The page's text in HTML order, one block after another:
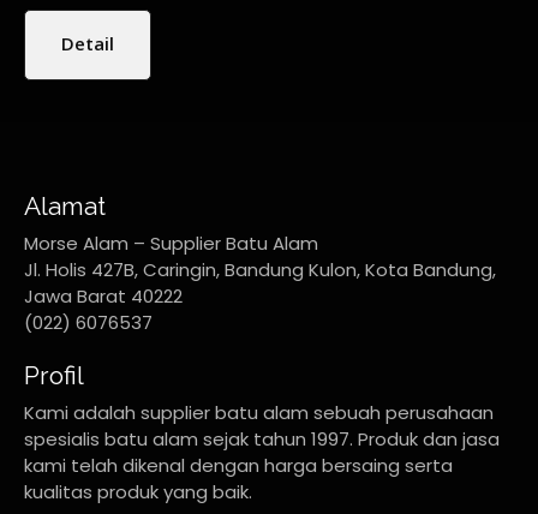
Detail
Alamat
Morse Alam – Supplier Batu Alam
Jl. Holis 427B, Caringin, Bandung Kulon, Kota Bandung,
Jawa Barat 40222
(022) 6076537
Profil
Kami adalah supplier batu alam sebuah perusahaan
spesialis batu alam sejak tahun 1997. Produk dan jasa
kami telah dikenal dengan harga bersaing serta
kualitas produk yang baik.